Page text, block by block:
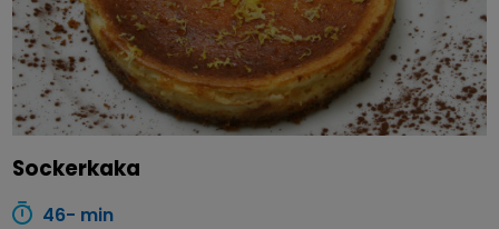
Sockerkaka
46- min